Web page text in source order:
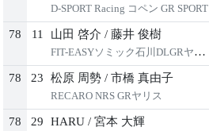
D-SPORT Racing コペン GR SPORT
78 11 山田 啓介 / 藤井 俊樹
FIT-EASYソミック石川DLGRヤリス
78 23 松原 周勢 / 市橋 真由子
RECARO NRS GRヤリス
78 29 HARU / 宮本 大輝